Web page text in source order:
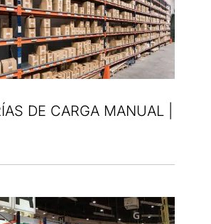
DE CARGA MANUAL |